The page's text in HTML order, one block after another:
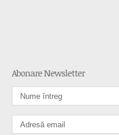
Abonare Newsletter